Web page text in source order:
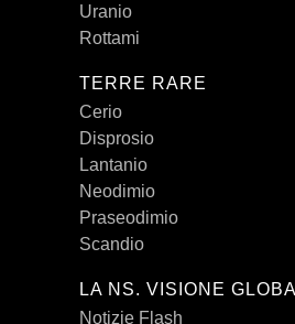
Uranio
Rottami
TERRE RARE
Cerio
Disprosio
Lantanio
Neodimio
Praseodimio
Scandio
LA NS. VISIONE
Notizie Flash